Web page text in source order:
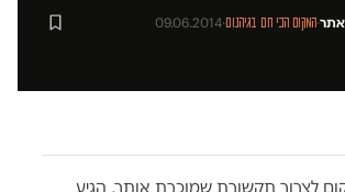
·המקום הכי חם בגיהנום·
09.06.2014
לצרוך תקשורת שמוכרת אותך, הגיע